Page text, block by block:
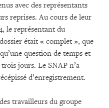
avec des représentants
reprises. Au cours de leur
le représentant du
était « complet », que
question de temps et
jours. Le SNAP n’a
d’enregistrement.
travailleurs du groupe